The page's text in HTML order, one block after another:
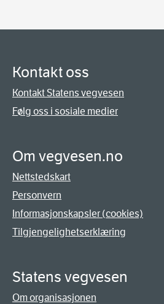
Kontakt oss
Kontakt Statens vegvesen
Følg oss i sosiale medier
Om vegvesen.no
Nettstedskart
Personvern
Informasjonskapsler (cookies)
Tilgjengelighetserklæring
Statens vegvesen
Om organisasjonen